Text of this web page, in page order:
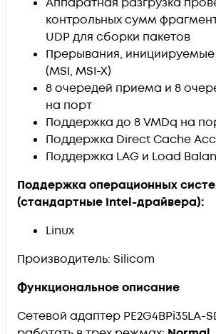
контрольных сумм
UDP для сборки пакетов
Прерывания,
(MSI, MSI-X)
8 очередей приема и 8
на порт
Поддержка до 8 VMDq на
Поддержка Direct Cache
Поддержка LAG и Load
Поддержка операционных
(стандартные Intel-драйвера):
Linux
Производитель: Silicom
Функциональное описание
Сетевой адаптер PE2G4BPi35LA-